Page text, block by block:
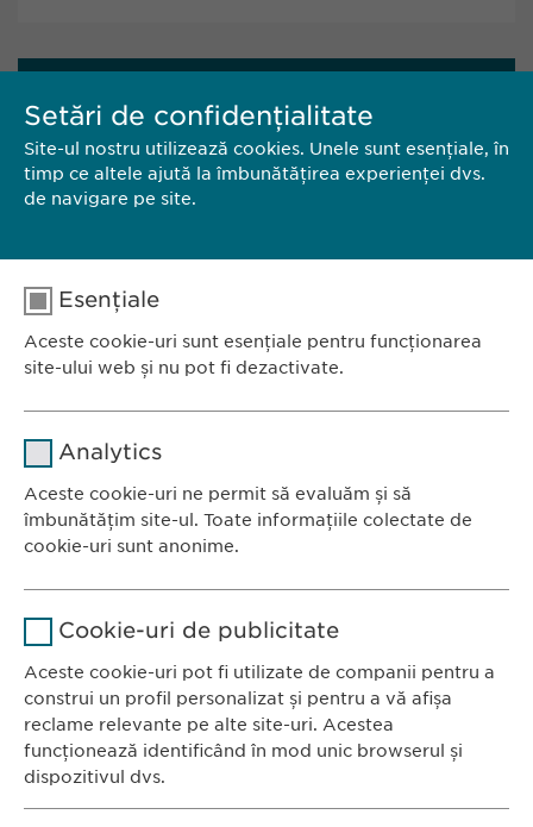
EWOPHARMA ROMÂNIA SRL
România
Tel.: +40 21 260 13 44
E-Mail:info@ewopharma.ro
Ewopharma România SRL
Bulevardul Primăverii 19-21
România
CONTACT
Tel.: +40 21 260 13 44
Fax: +40 21 202 93 27
Setări de confidențialitate
Site-ul nostru utilizează cookies. Unele sunt esențiale, în
timp ce altele ajută la îmbunătățirea experienței dvs.
de navigare pe site.
Esențiale
Aceste cookie-uri sunt esențiale pentru funcționarea
site-ului web și nu pot fi dezactivate.
Stochează setările consimțite de
Analytics
Aceste cookie-uri ne permit să evaluăm și să
îmbunătățim site-ul. Toate informațiile colectate de
cookie-uri sunt anonime.
1 zi
Scop
Cookie-uri de publicitate
Aceste cookie-uri pot fi utilizate de companii pentru a
construi un profil personalizat și pentru a vă afișa
reclame relevante pe alte site-uri. Acestea
funcționează identificând în mod unic browserul și
dispozitivul dvs.